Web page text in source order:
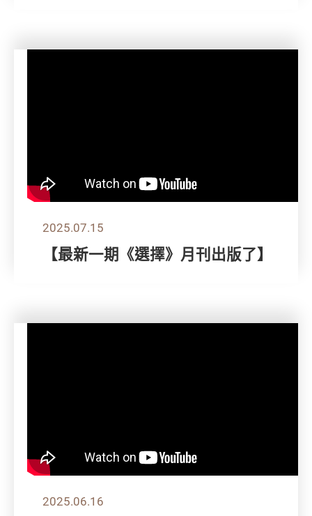
2025.07.15
【最新一期《選擇》月刊出版了】
2025.06.16